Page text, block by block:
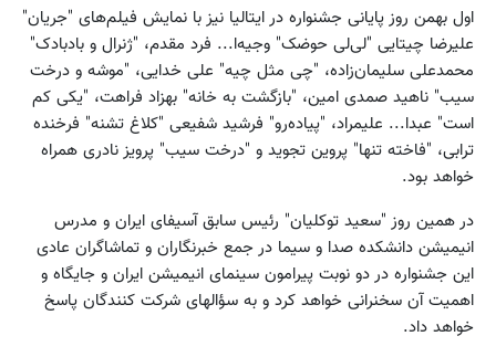
اول بهمن روز پایانی جشنواره در ایتالیا نیز با نمایش فیلم‌های "جریان"
علیرضا چیتایی "لی‌لی حوضک" وجیه‌ا... فرد مقدم، "ژنرال و بادبادک"
محمدعلی سلیمان‌زاده، "چی مثل چیه" علی خدایی، "موشه و درخت
سیب" ناهید صمدی امین، "بازگشت به خانه" بهزاد فراهت، "یکی کم
است" عبدا... علیمراد، "پیاده‌رو" فرشید شفیعی "کلاغ تشنه" فرخنده
ترابی، "فاخته تنها" پروین تجوید و "درخت سیب" پرویز نادری همراه
خواهد بود.
در همین روز "سعید توکلیان" رئیس سابق آسیفای ایران و مدرس
انیمیشن دانشکده صدا و سیما در جمع خبرنگاران و تماشاگران عادی
این جشنواره در دو نوبت پیرامون سینمای انیمیشن ایران و جایگاه و
اهمیت آن سخنرانی خواهد کرد و به سؤالهای شرکت کنندگان پاسخ
خواهد داد.